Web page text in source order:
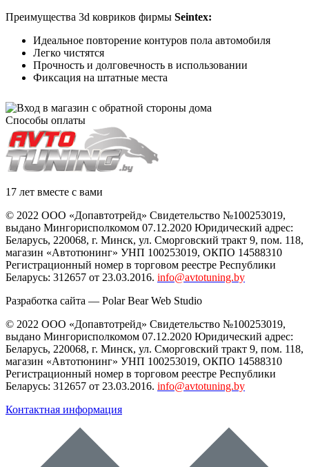
Преимущества 3d ковриков фирмы Seintex:
Идеальное повторение контуров пола автомобиля
Легко чистятся
Прочность и долговечность в использовании
Фиксация на штатные места
Способы оплаты
17 лет вместе с вами
© 2022 ООО «Допавтотрейд» Свидетельство №100253019,
выдано Мингорисполкомом 07.12.2020 Юридический адрес:
Беларусь, 220068, г. Минск, ул. Сморговский тракт 9, пом. 118,
магазин «Автотюнинг» УНП 100253019, ОКПО 14588310
Регистрационный номер в торговом реестре Республики
Беларусь: 312657 от 23.03.2016. info@avtotuning.by
Разработка сайта — Polar Bear Web Studio
© 2022 ООО «Допавтотрейд» Свидетельство №100253019,
выдано Мингорисполкомом 07.12.2020 Юридический адрес:
Беларусь, 220068, г. Минск, ул. Сморговский тракт 9, пом. 118,
магазин «Автотюнинг» УНП 100253019, ОКПО 14588310
Регистрационный номер в торговом реестре Республики
Беларусь: 312657 от 23.03.2016. info@avtotuning.by
Контактная информация